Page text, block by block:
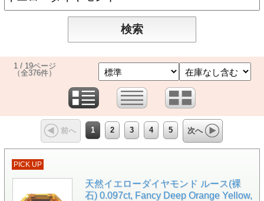
1 / 19ページ
（全376件）
前へ 1 2 3 4 5 次へ
PICK UP
天然イエローダイヤモンド ルース(裸
石) 0.097ct, Fancy Deep Orange Yellow,